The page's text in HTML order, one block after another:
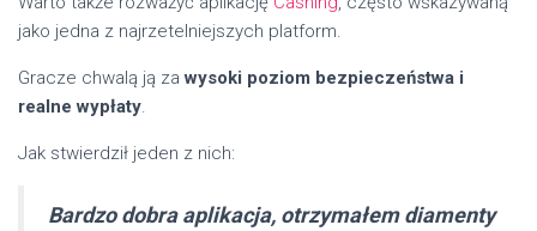
jako jedna z najrzetelniejszych platform.
Gracze chwalą ją zawysoki poziom bezpieczeństwa i
realne wypłaty.
Jak stwierdził jeden z nich:
Bardzo dobra aplikacja, otrzymałem diamenty